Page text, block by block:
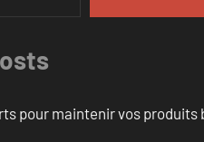
pour maintenir vos produits